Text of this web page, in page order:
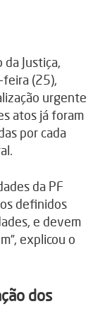
Justiça,
feira (25),
urgente
atos já foram
por cada
da PF
definidos
e devem
explicou o
dos